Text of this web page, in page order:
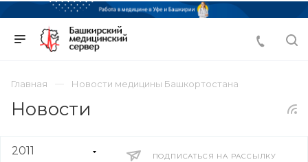
Главная Новости медицины Башкортостана
Новости
ПОДПИСАТЬСЯ НА РАССЫЛКУ